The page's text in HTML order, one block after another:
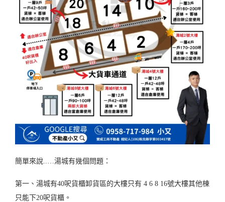
簡單來說..…湯城有幾個問題：
第一、湯城有40呎貨櫃卸貨區的大樓只有 4 6 8 16號大樓其他棟
只能下20呎貨櫃。